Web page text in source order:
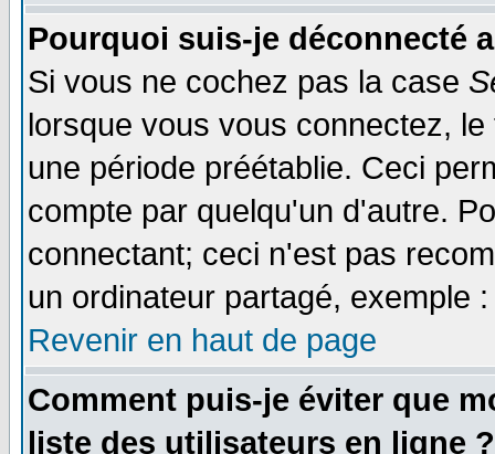
Pourquoi suis-je déconnecté
Si vous ne cochez pas la case
lorsque vous vous connectez,
une période préétablie. Ceci
compte par quelqu'un d'autre.
connectant; ceci n'est pas
un ordinateur partagé, exemple
Revenir en haut de page
Comment puis-je éviter que
liste des utilisateurs en ligne ?